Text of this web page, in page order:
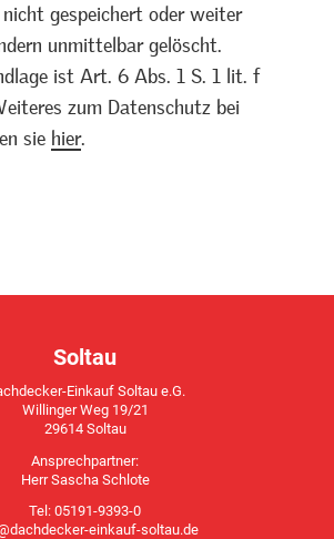
gespeichert oder weiter
unmittelbar gelöscht.
ist Art. 6 Abs. 1 S. 1 lit. f
zum Datenschutz bei
sie hier.
Soltau
Einkauf Soltau e.G.
Willinger Weg 19/21
29614 Soltau
Ansprechpartner:
Herr Sascha Schlote
Tel: 05191-9393-0
einkauf-soltau.de